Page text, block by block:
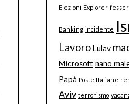
Elezioni Explorer
Banking incidente
LavoroLulav
Microsoft nano
Papà Poste Italiane
Aviv terrorismo